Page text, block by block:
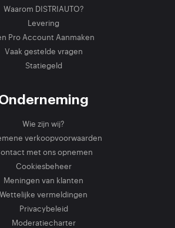
Waarom DISTRIAUTO?
Levering
Pro Account Aanmaken
Vaak gestelde vragen
Statiegeld
Wie zijn wij?
verkoopvoorwaarden
met ons opnemen
Cookiesbeheer
Meningen van klanten
Wettelijke vermeldingen
Privacybeleid
Moderatiecharter